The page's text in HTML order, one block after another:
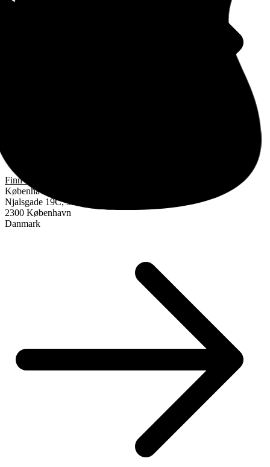
Finn oss
København
Njalsgade 19C, 3. sal
2300 København
Danmark